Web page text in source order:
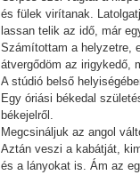
és fülek virítanak.
lassan telik az idő, már
Számítottam a helyzetre,
átvergődöm az irigykedő,
A stúdió belső
Egy óriási békedal
békejelről.
Megcsináljuk az angol
Aztán veszi a kabátját,
és a lányokat is. Ám az